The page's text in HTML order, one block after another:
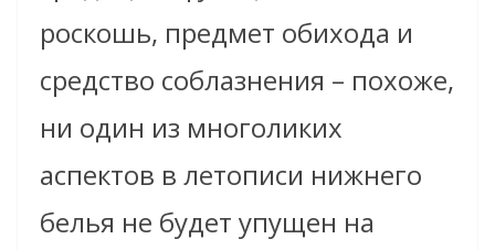
роскошь, предмет обихода и
средство соблазнения – похоже,
ни один из многоликих
аспектов в летописи нижнего
белья не будет упущен на